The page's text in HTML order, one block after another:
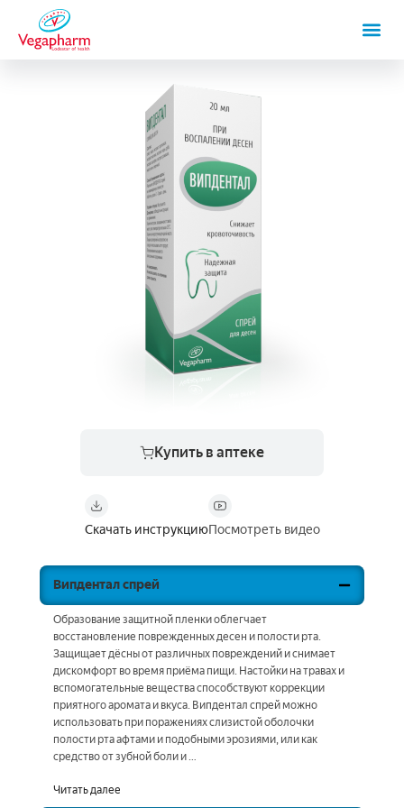
Купить в аптеке
Скачать инструкциюПосмотреть видео
Випдентал спрей
Образование защитной пленки облегчает
восстановление поврежденных десен и полости рта.
Защищает дёсны от различных повреждений и снимает
дискомфорт во время приёма пищи. Настойки на травах и
вспомогательные вещества способствуют коррекции
приятного аромата и вкуса. Випдентал спрей можно
использовать при поражениях слизистой оболочки
полости рта афтами и подобными эрозиями, или как
средство от зубной боли и …
Читать далее